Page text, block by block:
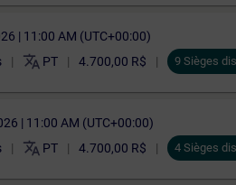
| 11:00 AM (UTC+00:00)
translate PT 4.700,00 R$ 9 Sièges
| 11:00 AM (UTC+00:00)
translate PT 4.700,00 R$ 4 Sièges